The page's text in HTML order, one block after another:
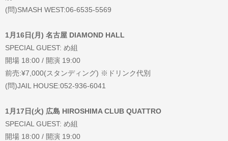
(問)SMASH WEST:06-6535-5569
1月16日(月) 名古屋 DIAMOND HALL
SPECIAL GUEST: め組
開場 18:00 / 開演 19:00
前売:¥7,000(スタンディング) ※ドリンク代別
(問)JAIL HOUSE:052-936-6041
1月17日(火) 広島 HIROSHIMA CLUB QUATTRO
SPECIAL GUEST: め組
開場 18:00 / 開演 19:00